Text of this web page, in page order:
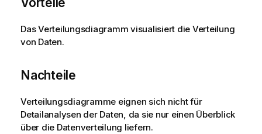
Das Verteilungsdiagramm visualisiert die Verteilung
von Daten.
Nachteile
Verteilungsdiagramme eignen sich nicht für
Detailanalysen der Daten, da sie nur einen Überblick
über die Datenverteilung liefern.